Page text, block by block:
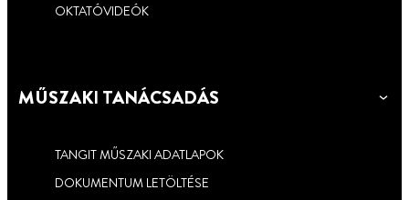
OKTATÓVIDEÓK
MŰSZAKI TANÁCSADÁS
TANGIT MŰSZAKI ADATLAPOK
DOKUMENTUM LETÖLTÉSE